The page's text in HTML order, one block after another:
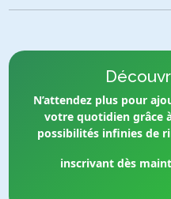
N’attendez plus pour
votre quotidien grâce
possibilités infinies de
inscrivant dès